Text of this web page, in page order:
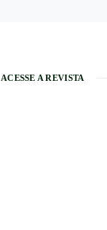
ACESSE A REVISTA